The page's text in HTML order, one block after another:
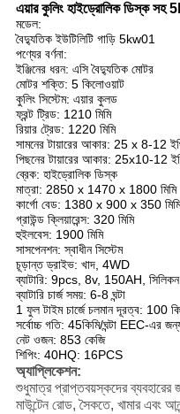
এয়ার কুলিং হাইড্রোলিক ডিস্ক সহ
মডেল:
বৈদ্যুতিক ইউটিলিটি গাড়ি 5kw01
পণ্যের বর্ণনা:
ইঞ্জিনের ধরন: এসি বৈদ্যুতিক মোটর
মোটর শক্তি: 5 কিলোওয়াট
কুলিং সিস্টেম: এয়ার কুলড
ফ্রন্ট ট্রিড: 1210 মিমি
রিয়ার ট্রেড: 1220 মিমি
সামনের টায়ারের আকার: 25 x 8-12
পিছনের টায়ারের আকার: 25x10-12
ব্রেক: হাইড্রোলিক ডিস্ক
মাত্রা: 2850 x 1470 x 1800 মিমি
কার্গো বেড: 1380 x 900 x 350 মিমি
গ্রাউন্ড ক্লিয়ারেন্স: 320 মিমি
হুইলবেস: 1900 মিমি
সাসপেনশন: স্বাধীন সিস্টেম
চূড়ান্ত ড্রাইভ: খাদ, 4WD
ব্যাটারি: 9pcs, 8v, 150AH, সিলিকন
ব্যাটারি চার্জ সময়: 6-8 ঘন্টা
1 ফুল টাইম চার্জে চলমান দূরত্ব: 100
সর্বোচ্চ গতি: 45কিমি/ঘন্টা EEC-এর
নেট ওজন: 853 কেজি
শিপিং: 40HQ: 16PCS
অ্যাপ্লিকেশন:
শুধুমাত্র প্রাপ্তবয়স্কদের
মাউন্টেন রোড, সৈকতে, খামার এবং